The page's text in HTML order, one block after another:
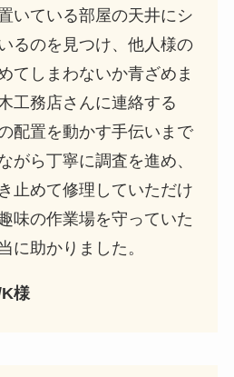
いている部屋の天井にシ
るのを見つけ、他人様の
てしまわないか青ざめま
工務店さんに連絡する
配置を動かす手伝いまで
がら丁寧に調査を進め、
止めて修理していただけ
味の作業場を守っていた
に助かりました。
様